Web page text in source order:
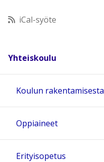
11:00
12:00
iCal-syöte
Yhteiskoulu
Koulun rakentamisesta
Oppiaineet
Erityisopetus